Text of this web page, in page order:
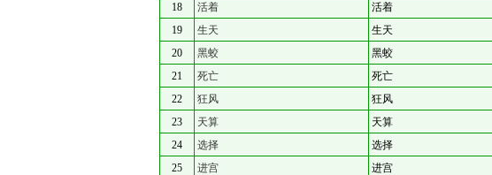
18
活着 活着
19
生天 生天
20
黑蛟 黑蛟
21
死亡 死亡
22
狂风 狂风
23
天算 天算
24
选择 选择
25
进宫 进宫